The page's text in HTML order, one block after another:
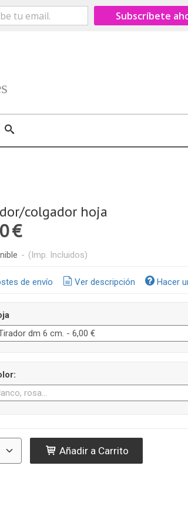
Subscríbete
colgador hoja
€
- (Imp. Incluidos)
de envío Ver descripción Hacer
Añadir a Carrito